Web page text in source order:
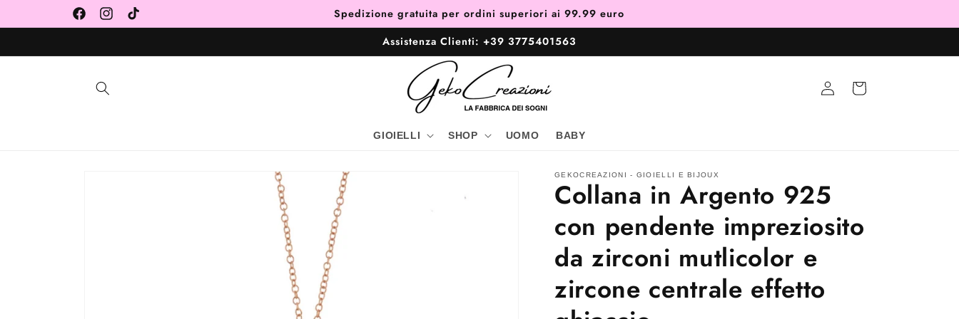
direttamente
ai contenuti
FacebookInstagram
TikTok
Spedizione gratuita per ordini superiori ai 99.99 euro
Assistenza Clienti: +39 3775401563
GIOIELLI SHOP UOMO BABY
Accedi Carrello
GEKOCREAZIONI - GIOIELLI E BIJOUX
Collana in Argento 925
con pendente impreziosito
da zirconi mutlicolor e
zircone centrale effetto